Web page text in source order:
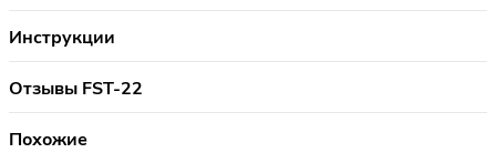
Инструкции
Отзывы FST-22
Похожие